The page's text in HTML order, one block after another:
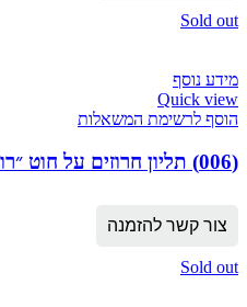
Sold out
מידע נוסף
Quick view
הוסף לרשימת המשאלות
(006) תליון חרוזים על חוט ״רוני״
צור קשר להזמנה
Sold out